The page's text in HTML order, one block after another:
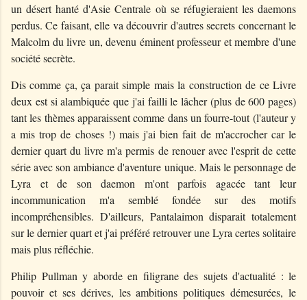
un désert hanté d'Asie Centrale où se réfugieraient les daemons
perdus. Ce faisant, elle va découvrir d'autres secrets concernant le
Malcolm du livre un, devenu éminent professeur et membre d'une
société secrète.
Dis comme ça, ça parait simple mais la construction de ce Livre
deux est si alambiquée que j'ai failli le lâcher (plus de 600 pages)
tant les thèmes apparaissent comme dans un fourre-tout (l'auteur y
a mis trop de choses !) mais j'ai bien fait de m'accrocher car le
dernier quart du livre m'a permis de renouer avec l'esprit de cette
série avec son ambiance d'aventure unique. Mais le personnage de
Lyra et de son daemon m'ont parfois agacée tant leur
incommunication m'a semblé fondée sur des motifs
incompréhensibles. D'ailleurs, Pantalaimon disparait totalement
sur le dernier quart et j'ai préféré retrouver une Lyra certes solitaire
mais plus réfléchie.
Philip Pullman y aborde en filigrane des sujets d'actualité : le
pouvoir et ses dérives, les ambitions politiques démesurées, le